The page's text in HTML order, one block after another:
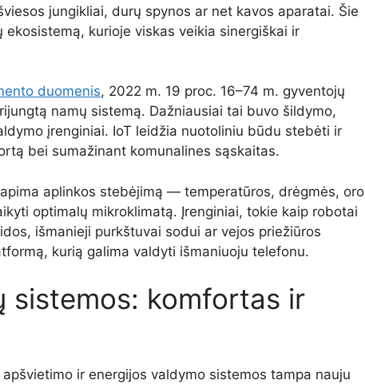
jungikliai, durų spynos ar net kavos aparatai. Šie
kurioje viskas veikia sinergiškai ir
duomenis, 2022 m. 19 proc. 16–74 m. gyventojų
namų sistemą. Dažniausiai tai buvo šildymo,
įrenginiai. IoT leidžia nuotoliniu būdu stebėti ir
bei sumažinant komunalines sąskaitas.
aplinkos stebėjimą — temperatūros, drėgmės, oro
optimalų mikroklimatą. Įrenginiai, tokie kaip robotai
išmanieji purkštuvai sodui ar vejos priežiūros
kurią galima valdyti išmaniuoju telefonu.
sistemos: komfortas ir
ir energijos valdymo sistemos tampa nauju